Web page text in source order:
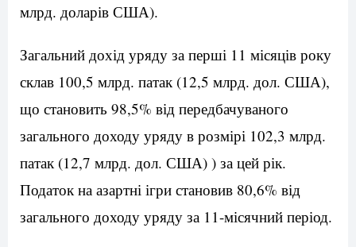
млрд. доларів США).
Загальний дохід уряду за перші 11 місяців року
склав 100,5 млрд. патак (12,5 млрд. дол. США),
що становить 98,5% від передбачуваного
загального доходу уряду в розмірі 102,3 млрд.
патак (12,7 млрд. дол. США) ) за цей рік.
Податок на азартні ігри становив 80,6% від
загального доходу уряду за 11-місячний період.